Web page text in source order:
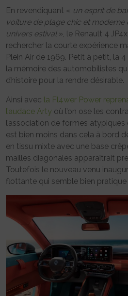
En revendiquant « un esprit de
voiture de plage chic et moderne
univers estival», le Renault 4
rechercher la courte expérience
Plein Air de 1969. Petit à petit, la
la mémoire des automobilistes
d’histoire pour la rendre désirable.
Ainsi avec la Fl4wer Power
l’audace Arty où l’on ose les
l’association de formes
est bien moins dans cela à bord
en tissu mixte avec une base
mailles diagonales apparaîtrait
Toutefois le nouveau venu
flottante qui semble bien